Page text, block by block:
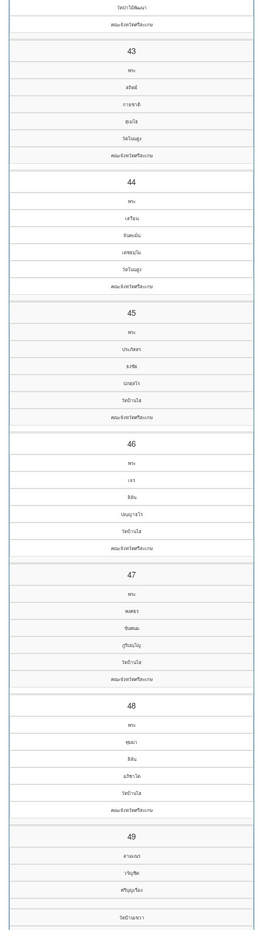
วัดป่าไม้พัฒนา
คณะจังหวัดศรีสะเกษ
43
พระ
สถิตย์
กายชาติ
สุเมโธ
วัดโนนสูง
คณะจังหวัดศรีสะเกษ
44
พระ
เสวียน
จันทะมั่น
เตชธมฺโม
วัดโนนสูง
คณะจังหวัดศรีสะเกษ
45
พระ
ประภัสสร
ธงชัย
ปภสฺสโร
วัดบ้านไฮ
คณะจังหวัดศรีสะเกษ
46
พระ
เจร
ลิลัน
ปญฺญาธโร
วัดบ้านไฮ
คณะจังหวัดศรีสะเกษ
47
พระ
พงศธร
ขันพนม
ภูริปญฺโญ
วัดบ้านไฮ
คณะจังหวัดศรีสะเกษ
48
พระ
ทุมมา
ลิลัน
อภิชาโต
วัดบ้านไฮ
คณะจังหวัดศรีสะเกษ
49
สามเณร
วรัญชิต
ศรีบุญเรือง
วัดบ้านเขวา